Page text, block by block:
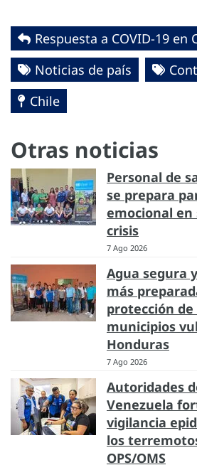
Respuesta a COVID-19 en
Noticias de país
Chile
Otras noticias
Personal de
se prepara
emocional
crisis
7 Ago 2026
Agua segura
más
protección
municipios
Honduras
7 Ago 2026
Autoridades
Venezuela
vigilancia
los
OPS/OMS